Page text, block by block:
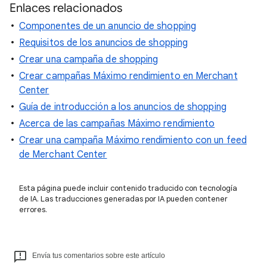
Enlaces relacionados
Componentes de un anuncio de shopping
Requisitos de los anuncios de shopping
Crear una campaña de shopping
Crear campañas Máximo rendimiento en Merchant
Center
Guía de introducción a los anuncios de shopping
Acerca de las campañas Máximo rendimiento
Crear una campaña Máximo rendimiento con un feed
de Merchant Center
Esta página puede incluir contenido traducido con tecnología
de IA. Las traducciones generadas por IA pueden contener
errores.
Envía tus comentarios sobre este artículo